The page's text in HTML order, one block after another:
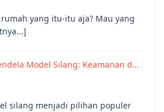
yang itu-itu aja? Mau yang
Model Silang: Keamanan d…
silang menjadi pilihan populer